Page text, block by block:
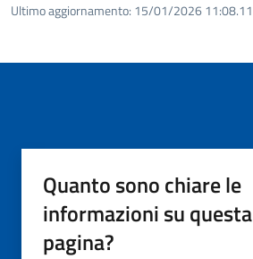
Ultimo aggiornamento: 15/01/2026 11:08.11
Quanto sono chiare le
informazioni su questa
pagina?